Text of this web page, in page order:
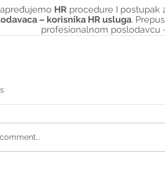
HR procedure I postupak
– korisnika HR usluga.
profesionalnom poslodavcu